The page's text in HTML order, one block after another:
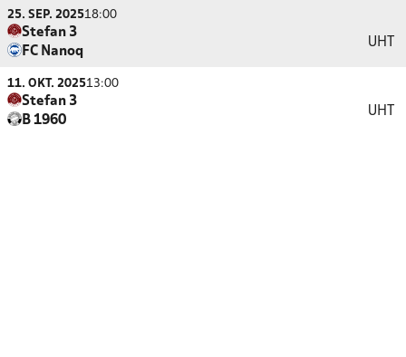
25. SEP. 202518:00
Stefan 3
FC Nanoq
UHT
11. OKT. 202513:00
Stefan 3
B 1960
UHT